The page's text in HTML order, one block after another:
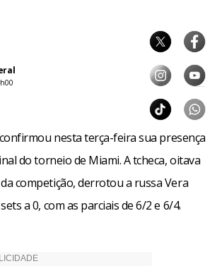
nesta terça-feira sua presença
do torneio de Miami. A tcheca, oitava
competição, derrotou a russa Vera
a 0, com as parciais de 6/2 e 6/4.